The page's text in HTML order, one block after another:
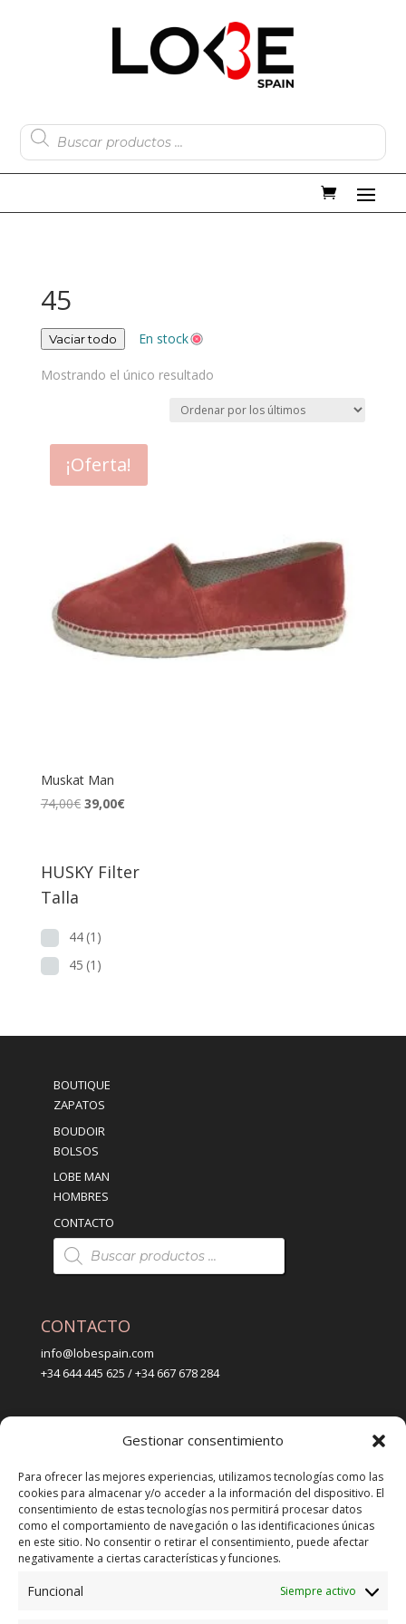
Gestionar consentimiento
Para ofrecer las mejores experiencias, utilizamos tecnologías como las
cookies para almacenar y/o acceder a la información del dispositivo. El
consentimiento de estas tecnologías nos permitirá procesar datos
como el comportamiento de navegación o las identificaciones únicas
en este sitio. No consentir o retirar el consentimiento, puede afectar
negativamente a ciertas características y funciones.
Funcional Siempre activo
de
productos
45
Vaciar todo En stock
Mostrando el único resultado
¡Oferta!
Muskat Man
74,00€ El
era:
39,00€El
es:
HUSKY Filter
Talla
44 (1)
45 (1)
BOUTIQUE
ZAPATOS
BOUDOIR
BOLSOS
LOBE MAN
HOMBRES
CONTACTO
Búsqueda
CONTACTO
info@lobespain.com
+34 644 445 625 / +34 667 678 284
C/ San José 6, 11004 Cádiz
LEGAL
POLÍTICA DE ENVÍO